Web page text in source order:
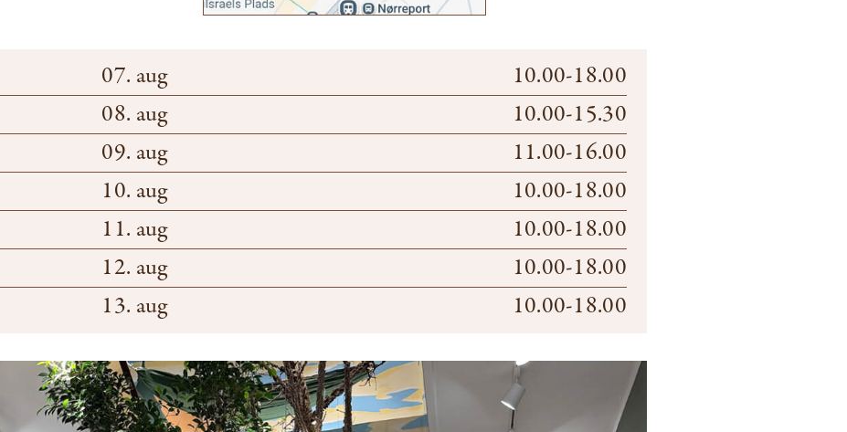
07. aug
10.00-18.00
08. aug
10.00-15.30
09. aug
11.00-16.00
10. aug
10.00-18.00
11. aug
10.00-18.00
12. aug
10.00-18.00
13. aug 10.00-18.00